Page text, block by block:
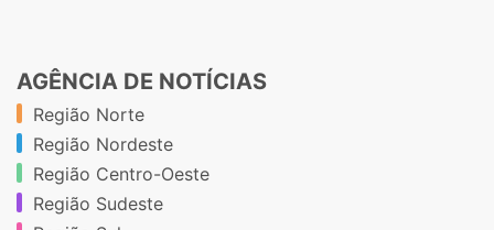
AGÊNCIA DE NOTÍCIAS
Região Norte
Região Nordeste
Região Centro-Oeste
Região Sudeste